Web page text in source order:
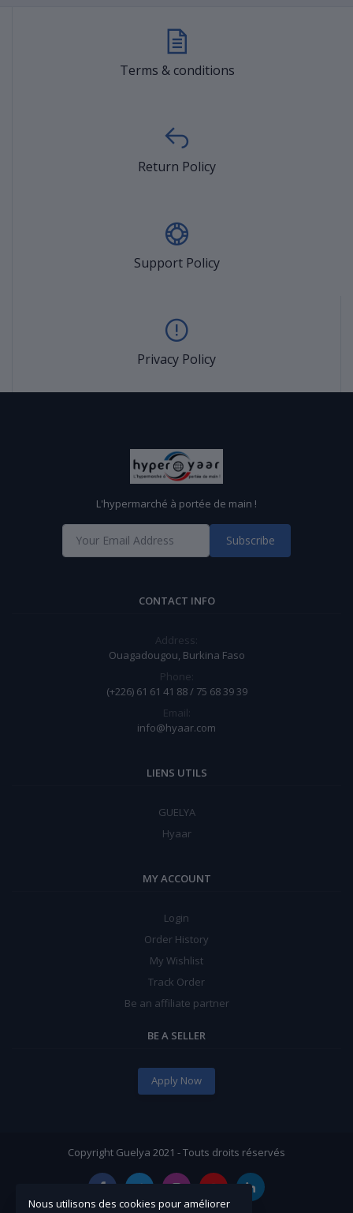
Terms & conditions
Return Policy
Support Policy
Privacy Policy
L'hypermarché à portée de main !
Subscribe
CONTACT INFO
Address:
Ouagadougou, Burkina Faso
Phone:
(+226) 61 61 41 88 / 75 68 39 39
Email:
info@hyaar.com
LIENS UTILS
GUELYA
Hyaar
MY ACCOUNT
Login
Order History
My Wishlist
Track Order
Be an affiliate partner
BE A SELLER
Apply Now
Copyright Guelya 2021 - Touts droits réservés
Nous utilisons des cookies pour améliorer